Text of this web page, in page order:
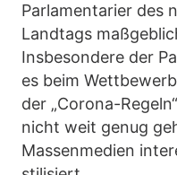
Parlamentarier des
Landtags
Insbesondere der
es beim
der „Corona-
nicht weit genug
Massenmedien